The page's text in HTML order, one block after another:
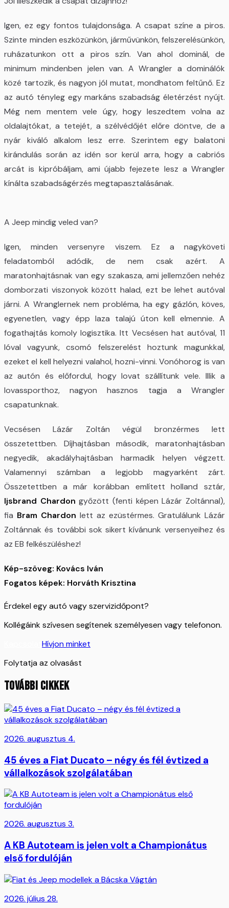
Igen, ez egy fontos tulajdonsága. A csapat színe a piros.
Szinte minden eszközünkön, járművünkön, felszerelésünkön,
ruházatunkon ott a piros szín. Van ahol dominál, de
minimum mindenben jelen van. A Wrangler a dominálók
közé tartozik, és nagyon jól mutat, mondhatom feltűnő. Ez
az autó tényleg egy markáns szabadság életérzést nyújt.
Még nem mentem vele úgy, hogy leszedtem volna az
oldalajtókat, a tetejét, a szélvédőjét előre döntve, de a
nyár kiváló alkalom lesz erre. Szerintem egy balatoni
kirándulás során az idén sor kerül arra, hogy a cabriós
arcát is kipróbáljam, ami újabb fejezete lesz a Wrangler
kínálta szabadságérzés megtapasztalásának.
A Jeep mindig veled van?
Igen, minden versenyre viszem. Ez a nagyköveti
feladatomból adódik, de nem csak azért. A
maratonhajtásnak van egy szakasza, ami jellemzően nehéz
domborzati viszonyok között halad, ezt be lehet autóval
járni. A Wranglernek nem probléma, ha egy gázlón, köves,
egyenetlen, vagy épp laza talajú úton kell elmennie. A
fogathajtás komoly logisztika. Itt Vecsésen hat autóval, 11
lóval vagyunk, csomó felszerelést hoztunk magunkkal,
ezeket el kell helyezni valahol, hozni-vinni. Vonóhorog is van
az autón és előfordul, hogy lovat szállítunk vele. Illik a
lovassporthoz, nagyon hasznos tagja a Wrangler
csapatunknak.
Vecsésen Lázár Zoltán végül bronzérmes lett
összetettben. Díjhajtásban második, maratonhajtásban
negyedik, akadályhajtásban harmadik helyen végzett.
Valamennyi számban a legjobb magyarként zárt.
Összetettben a már korábban említett holland sztár,
Ijsbrand Chardon győzött (fenti képen Lázár Zoltánnal),
fia Bram Chardon lett az ezüstérmes. Gratulálunk Lázár
Zoltánnak és további sok sikert kívánunk versenyeihez és
az EB felkészüléshez!
Kép-szöveg: Kovács Iván
Fogatos képek: Horváth Krisztina
Érdekel egy autó vagy szervizidőpont?
Kollégáink szívesen segítenek személyesen vagy telefonon.
Hívjon minket
Folytatja az olvasást
TOVÁBBI CIKKEK
2026. augusztus 4.
45 éves a Fiat Ducato – négy és fél évtized a
vállalkozások szolgálatában
2026. augusztus 3.
A KB Autoteam is jelen volt a Championátus
első fordulóján
2026. július 28.